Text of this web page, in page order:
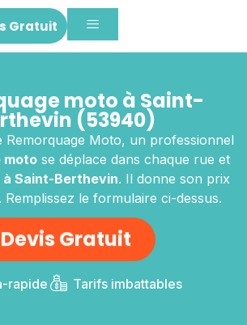
Gratuit
moto à Saint-
(53940)
Remorquage Moto, un professionnel
motose déplace dans chaque rue et
à Saint-Berthevin. Il donne son prix
Remplissez le formulaire ci-dessus.
Devis Gratuit
rapide Tarifs imbattables